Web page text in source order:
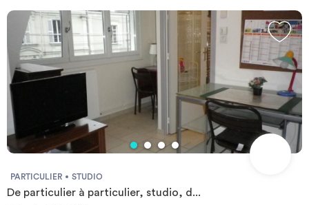
PARTICULIER STUDIO
De particulier à particulier, studio, d...